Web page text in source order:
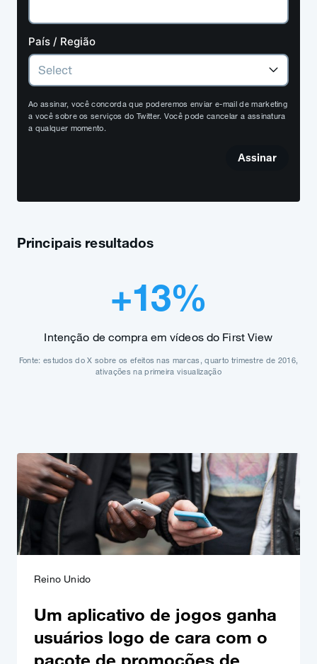
País / Região
Ao assinar, você concorda que poderemos enviar e-mail de marketing
a você sobre os serviços do Twitter. Você pode cancelar a assinatura
a qualquer momento.
Assinar
Principais resultados
+13%
Intenção de compra em vídeos do First View
Fonte: estudos do X sobre os efeitos nas marcas, quarto trimestre de 2016,
ativações na primeira visualização
Reino Unido
Um aplicativo de jogos ganha
usuários logo de cara com o
pacote de promoções de